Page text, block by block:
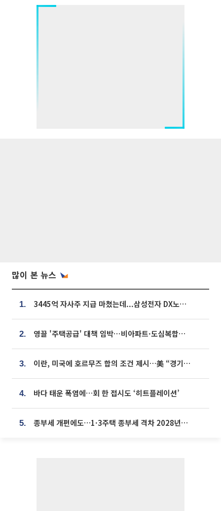
많이 본 뉴스
1. 3445억 자사주 지급 마쳤는데...삼성전자 DX노조, 뒤늦은 '떼쓰기 집회'
2. 영끌 '주택공급' 대책 임박⋯비아파트·도심복합까지 총동원
3. 이란, 미국에 호르무즈 합의 조건 제시…美 “경기 아직 안 끝나” [종합]
4. 바다 태운 폭염에…회 한 접시도 ‘히트플레이션’
5. 종부세 개편에도…1·3주택 종부세 격차 2028년부터 확대